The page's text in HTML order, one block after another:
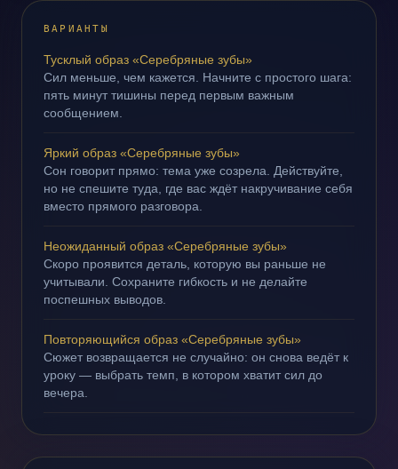
ВАРИАНТЫ
Тусклый образ «Серебряные зубы»
Сил меньше, чем кажется. Начните с простого шага:
пять минут тишины перед первым важным
сообщением.
Яркий образ «Серебряные зубы»
Сон говорит прямо: тема уже созрела. Действуйте,
но не спешите туда, где вас ждёт накручивание себя
вместо прямого разговора.
Неожиданный образ «Серебряные зубы»
Скоро проявится деталь, которую вы раньше не
учитывали. Сохраните гибкость и не делайте
поспешных выводов.
Повторяющийся образ «Серебряные зубы»
Сюжет возвращается не случайно: он снова ведёт к
уроку — выбрать темп, в котором хватит сил до
вечера.